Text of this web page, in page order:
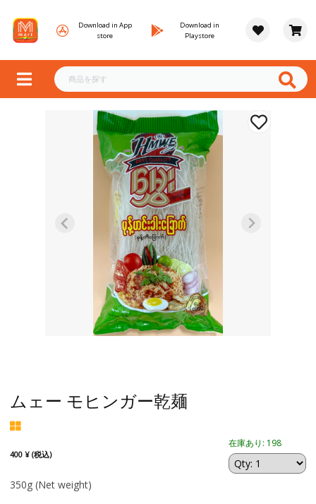
Download in App
store
Download in
Playstore
ムェー モヒンガー乾麺
400 ¥ (税込)
在庫あり: 198
350g (Net weight)